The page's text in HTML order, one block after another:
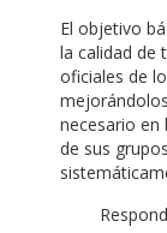
El objetivo
la calidad de
oficiales de
necesario en
de sus